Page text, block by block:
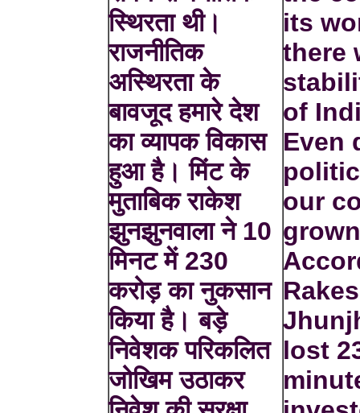
स्थिरता थी।
राजनीतिक
अस्थिरता के
बावजूद हमारे देश
का व्यापक विकास
हुआ है। मिंट के
मुताबिक राकेश
झुनझुनवाला ने 10
मिनट में 230
करोड़ का नुकसान
किया है। बड़े
निवेशक परिकलित
जोखिम उठाकर
its
there
of
Even
our
lost